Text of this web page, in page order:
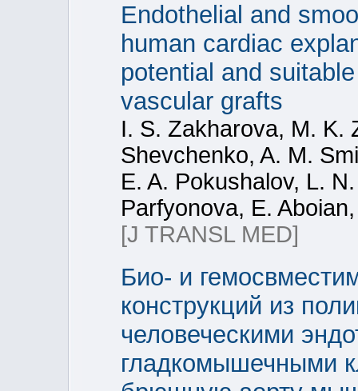
Endothelial and
human cardiac
potential and
vascular grafts
I. S. Zakharova, M. K.
Shevchenko, A. M.
E. A. Pokushalov, L.
Parfyonova, E.
[J TRANSL MED]
Био- и
конструкций из
человеческими
гладкомышечными